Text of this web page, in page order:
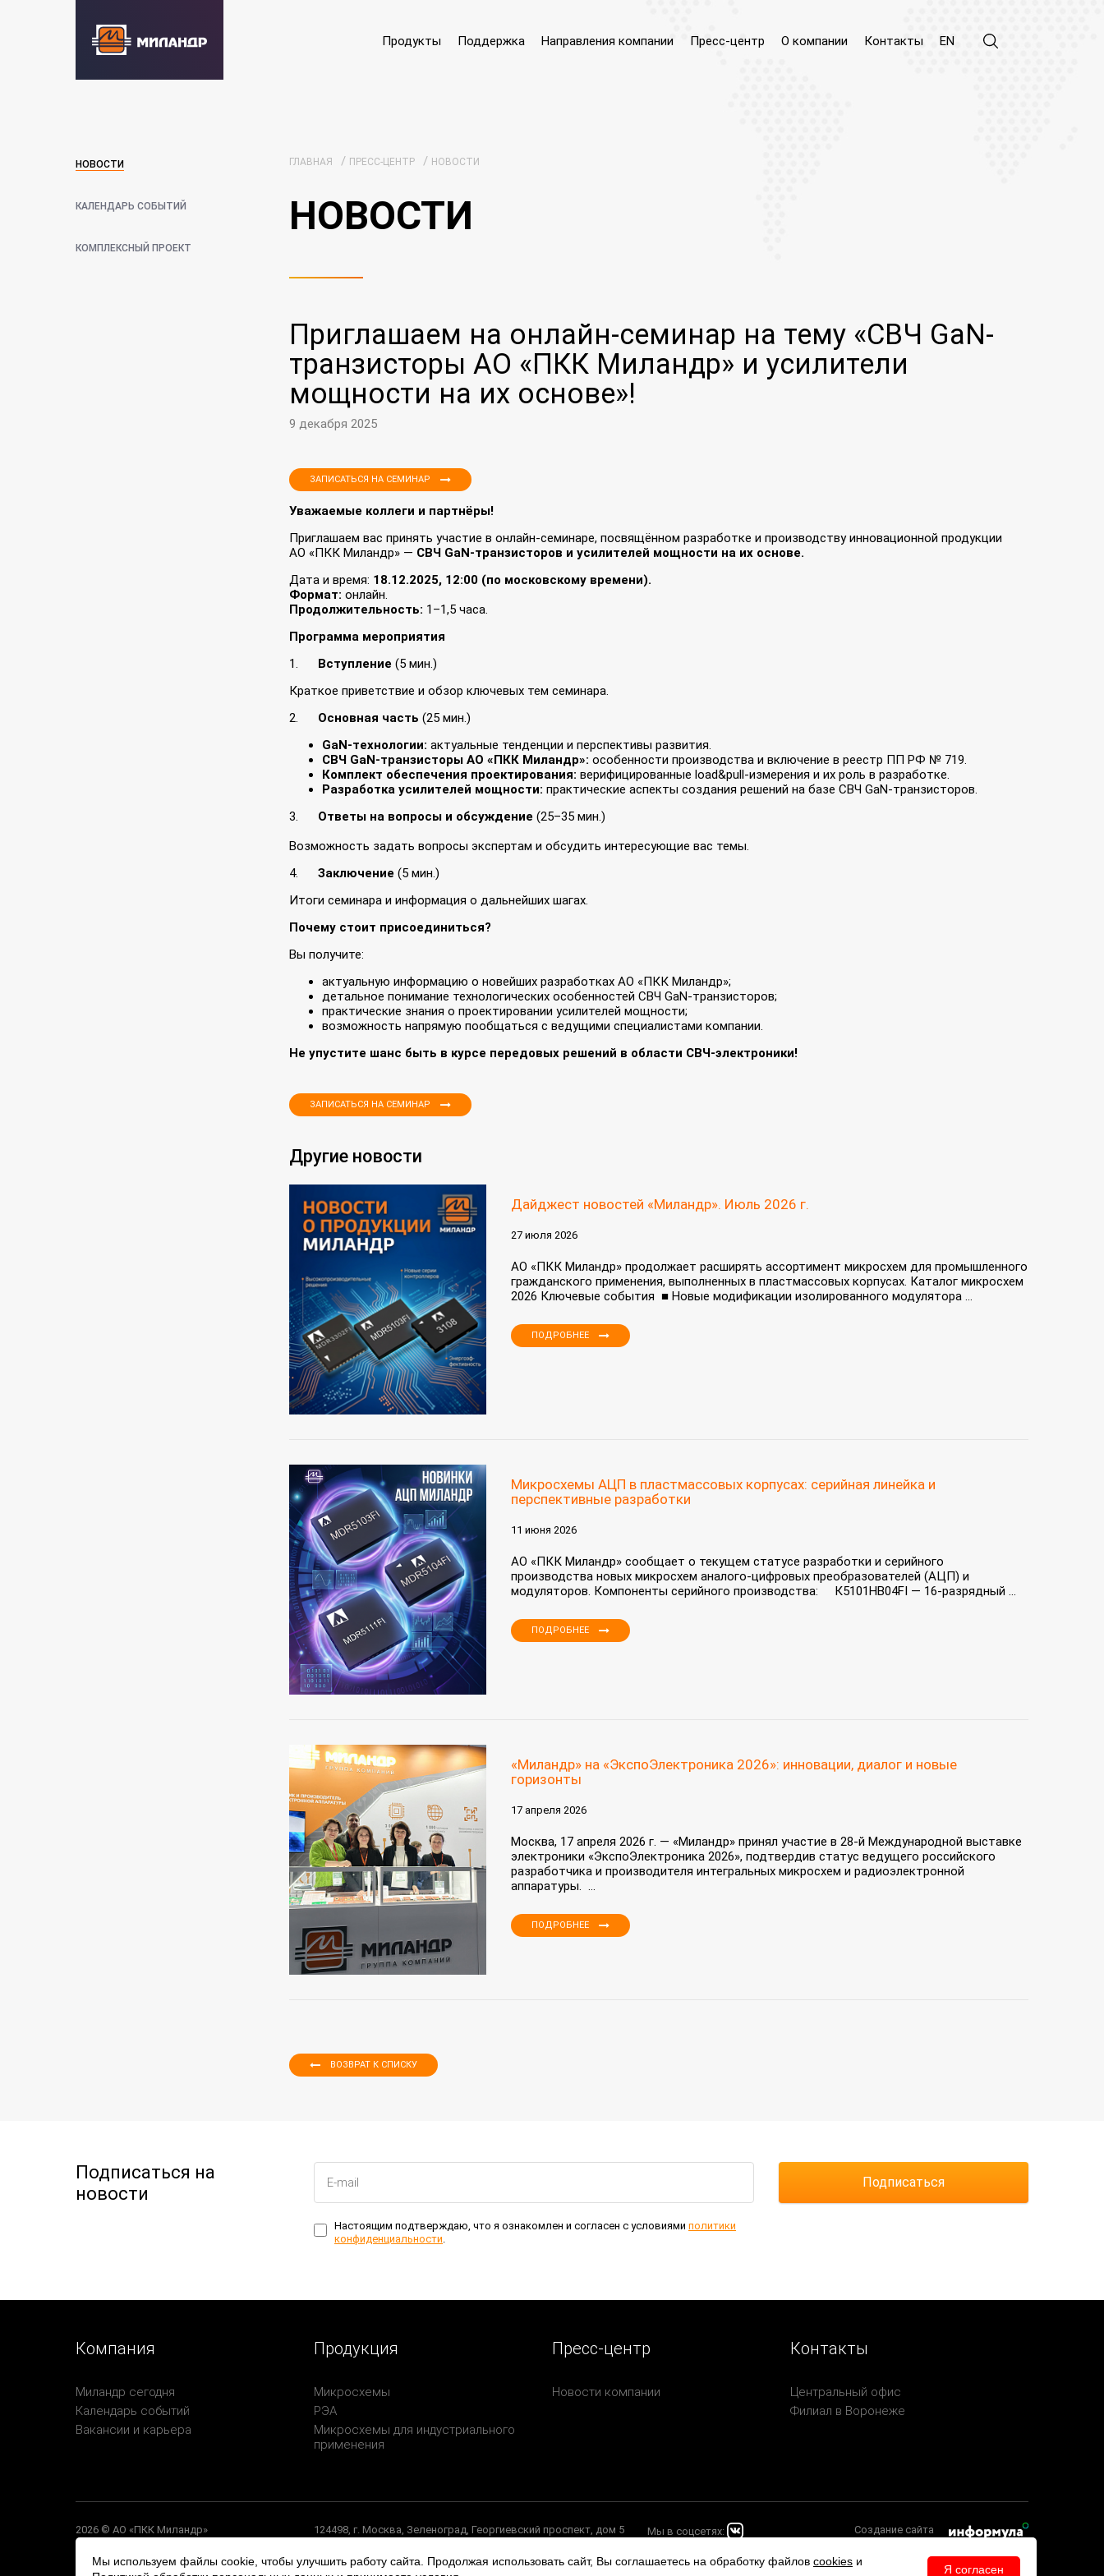
Продукты Поддержка Направления компании Пресс-центр О компании Контакты EN
НОВОСТИ
КАЛЕНДАРЬ СОБЫТИЙ
КОМПЛЕКСНЫЙ ПРОЕКТ
ГЛАВНАЯ / ПРЕСС-ЦЕНТР / НОВОСТИ
НОВОСТИ
Приглашаем на онлайн-семинар на тему «СВЧ GaN-
транзисторы АО «ПКК Миландр» и усилители
мощности на их основе»!
9 декабря 2025
ЗАПИСАТЬСЯ НА СЕМИНАР
Уважаемые коллеги и партнёры!
Приглашаем вас принять участие в онлайн‑семинаре, посвящённом разработке и производству инновационной продукции
АО «ПКК Миландр» — СВЧ GaN‑транзисторов и усилителей мощности на их основе.
Дата и время: 18.12.2025, 12:00 (по московскому времени).
Формат: онлайн.
Продолжительность: 1–1,5 часа.
Программа мероприятия
1.
Вступление (5 мин.)
Краткое приветствие и обзор ключевых тем семинара.
2. Основная часть (25 мин.)
GaN‑технологии: актуальные тенденции и перспективы развития.
СВЧ GaN‑транзисторы АО «ПКК Миландр»: особенности производства и включение в реестр ПП РФ № 719.
Комплект обеспечения проектирования: верифицированные load&pull‑измерения и их роль в разработке.
Разработка усилителей мощности: практические аспекты создания решений на базе СВЧ GaN‑транзисторов.
3. Ответы на вопросы и обсуждение (25–35 мин.)
Возможность задать вопросы экспертам и обсудить интересующие вас темы.
4. Заключение (5 мин.)
Итоги семинара и информация о дальнейших шагах.
Почему стоит присоединиться?
Вы получите:
актуальную информацию о новейших разработках АО «ПКК Миландр»;
детальное понимание технологических особенностей СВЧ GaN‑транзисторов;
практические знания о проектировании усилителей мощности;
возможность напрямую пообщаться с ведущими специалистами компании.
Не упустите шанс быть в курсе передовых решений в области СВЧ‑электроники!
ЗАПИСАТЬСЯ НА СЕМИНАР
Другие новости
Дайджест новостей «Миландр». Июль 2026 г.
27 июля 2026
АО «ПКК Миландр» продолжает расширять ассортимент микросхем для промышленного
гражданского применения, выполненных в пластмассовых корпусах. Каталог микросхем
2026 Ключевые события ■ Новые модификации изолированного модулятора ...
ПОДРОБНЕЕ
Микросхемы АЦП в пластмассовых корпусах: серийная линейка и
перспективные разработки
11 июня 2026
АО «ПКК Миландр» сообщает о текущем статусе разработки и серийного
производства новых микросхем аналого‑цифровых преобразователей (АЦП) и
модуляторов. Компоненты серийного производства: К5101НВ04FI — 16‑разрядный ...
ПОДРОБНЕЕ
«Миландр» на «ЭкспоЭлектроника 2026»: инновации, диалог и новые
горизонты
17 апреля 2026
Москва, 17 апреля 2026 г. — «Миландр» принял участие в 28-й Международной выставке
электроники «ЭкспоЭлектроника 2026», подтвердив статус ведущего российского
разработчика и производителя интегральных микросхем и радиоэлектронной
аппаратуры. ...
ПОДРОБНЕЕ
ВОЗВРАТ К СПИСКУ
Подписаться на
новости
Настоящим подтверждаю, что я ознакомлен и согласен с условиями политики
конфиденциальности.
Компания
Миландр сегодня
Календарь событий
Вакансии и карьера
Продукция
Микросхемы
РЭА
Микросхемы для индустриального
применения
Пресс-центр
Новости компании
Контакты
Центральный офис
Филиал в Воронеже
2026 © АО «ПКК Миландр» 124498, г. Москва, Зеленоград, Георгиевский проспект, дом 5 Мы в соцсетях: Создание сайта
Политика конфиденциальности
Мы используем файлы cookie, чтобы улучшить работу сайта. Продолжая использовать сайт, Вы соглашаетесь на обработку файлов cookies и
Я согласен